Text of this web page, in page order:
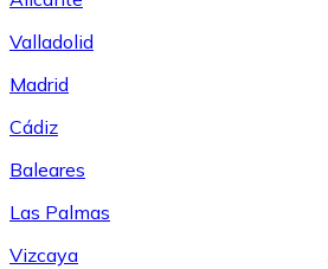
Valladolid
Madrid
Cádiz
Baleares
Las Palmas
Vizcaya